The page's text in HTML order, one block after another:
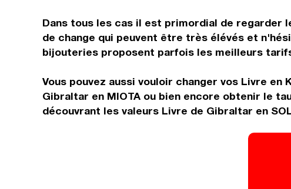
Dans tous les cas il est primordial de regarder
de change qui peuvent être très élévés et
bijouteries proposent parfois les meilleurs
Vous pouvez aussi vouloir changer vos Livre
Gibraltar en MIOTA ou bien encore obtenir le
découvrant les valeurs Livre de Gibraltar en